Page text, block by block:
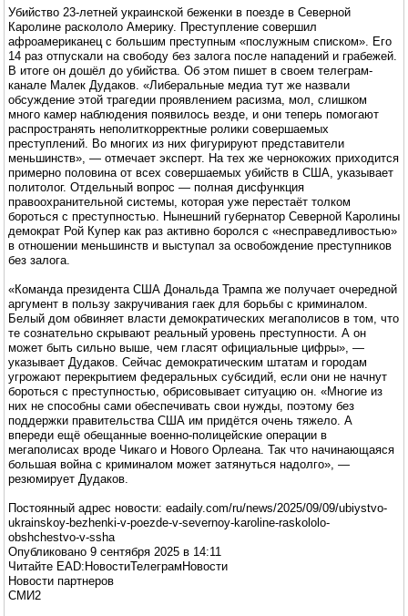
Убийство 23-летней украинской беженки в поезде в Северной
Каролине раскололо Америку. Преступление совершил
афроамериканец с большим преступным «послужным списком». Его
14 раз отпускали на свободу без залога после нападений и грабежей.
В итоге он дошёл до убийства. Об этом пишет в своем телеграм-
канале Малек Дудаков. «Либеральные медиа тут же назвали
обсуждение этой трагедии проявлением расизма, мол, слишком
много камер наблюдения появилось везде, и они теперь помогают
распространять неполиткорректные ролики совершаемых
преступлений. Во многих из них фигурируют представители
меньшинств», — отмечает эксперт. На тех же чернокожих приходится
примерно половина от всех совершаемых убийств в США, указывает
политолог. Отдельный вопрос — полная дисфункция
правоохранительной системы, которая уже перестаёт толком
бороться с преступностью. Нынешний губернатор Северной Каролины
демократ Рой Купер как раз активно боролся с «несправедливостью»
в отношении меньшинств и выступал за освобождение преступников
без залога.
«Команда президента США Дональда Трампа же получает очередной
аргумент в пользу закручивания гаек для борьбы с криминалом.
Белый дом обвиняет власти демократических мегаполисов в том, что
те сознательно скрывают реальный уровень преступности. А он
может быть сильно выше, чем гласят официальные цифры», —
указывает Дудаков. Сейчас демократическим штатам и городам
угрожают перекрытием федеральных субсидий, если они не начнут
бороться с преступностью, обрисовывает ситуацию он. «Многие из
них не способны сами обеспечивать свои нужды, поэтому без
поддержки правительства США им придётся очень тяжело. А
впереди ещё обещанные военно-полицейские операции в
мегаполисах вроде Чикаго и Нового Орлеана. Так что начинающаяся
большая война с криминалом может затянуться надолго», —
резюмирует Дудаков.
Постоянный адрес новости: eadaily.com/ru/news/2025/09/09/ubiystvo-
ukrainskoy-bezhenki-v-poezde-v-severnoy-karoline-raskololo-
obshchestvo-v-ssha
Опубликовано 9 сентября 2025 в 14:11
Читайте EAD:НовостиТелеграмНовости
Новости партнеров
СМИ2